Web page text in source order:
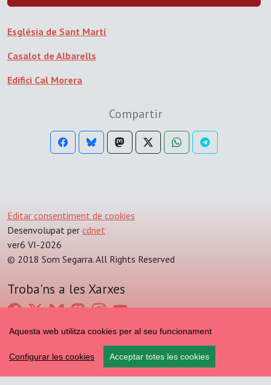
Aquesta web utilitza cookies per al seu funcionament
Configurar les cookies Acceptar totes les cookies
Església de Sant Martí
Casalot de Albarells
Edifici Cal Morera
Compartir
Editar consentiment de cookies
Desenvolupat per cdnet
ver6 VI-2026
© 2018 Som Segarra. All Rights Reserved
Troba'ns a les Xarxes